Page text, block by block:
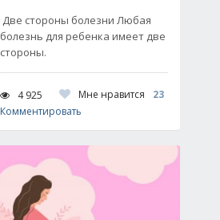
Две стороны болезни Любая
болезнь для ребенка имеет две
стороны.
4 925 Мне нравится
23
Комментировать